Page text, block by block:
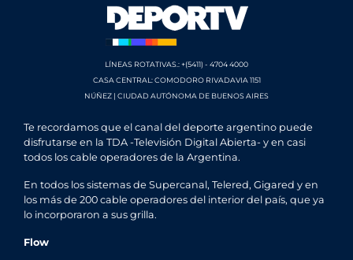
LÍNEAS ROTATIVAS.: +(5411) - 4704 4000
CASA CENTRAL: COMODORO RIVADAVIA 1151
NÚÑEZ | CIUDAD AUTÓNOMA DE BUENOS AIRES
Te recordamos que el canal del deporte argentino puede
disfrutarse en la TDA -Televisión Digital Abierta- y en casi
todos los cable operadores de la Argentina.
En todos los sistemas de Supercanal, Telered, Gigared y en
los más de 200 cable operadores del interior del país, que ya
lo incorporaron a sus grilla.
Flow